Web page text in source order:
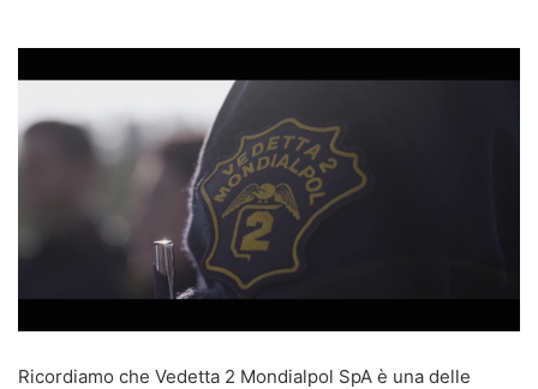
Ricordiamo che Vedetta 2 Mondialpol SpA è una delle